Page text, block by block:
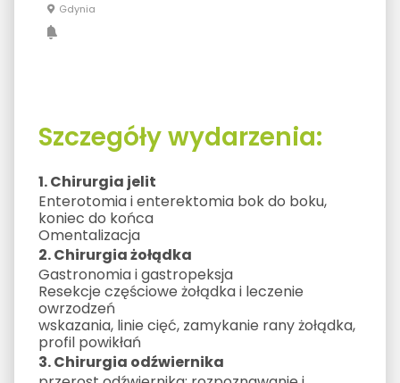
Gdynia
Szczegóły wydarzenia:
1. Chirurgia jelit
Enterotomia i enterektomia bok do boku,
koniec do końca
Omentalizacja
2. Chirurgia żołądka
Gastronomia i gastropeksja
Resekcje częściowe żołądka i leczenie
owrzodzeń
wskazania, linie cięć, zamykanie rany żołądka,
profil powikłań
3. Chirurgia odźwiernika